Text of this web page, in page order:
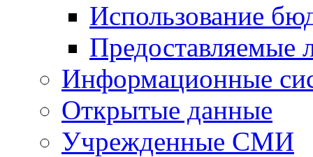
Использование
Предоставляемые
Информационные
Открытые данные
Учрежденные СМИ